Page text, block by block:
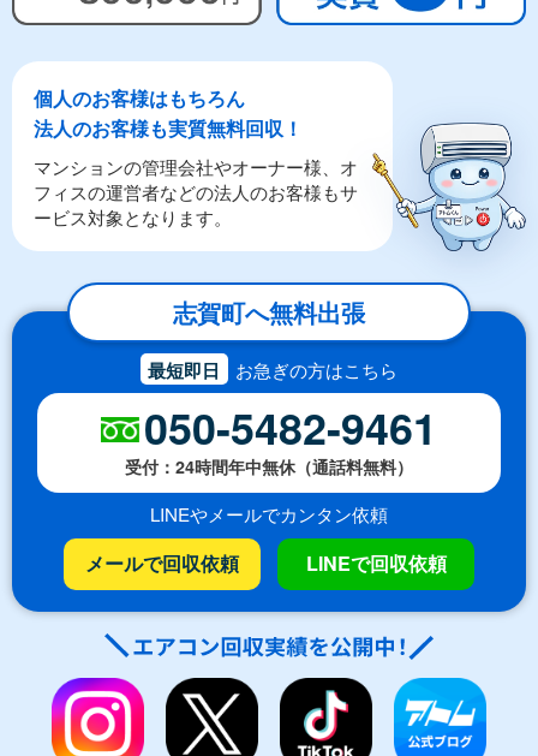
個人のお客様はもちろん
法人のお客様も実質無料回収！
マンションの管理会社やオーナー様、オ
フィスの運営者などの法人のお客様もサ
ービス対象となります。
志賀町へ無料出張
最短即日 お急ぎの方はこちら
050-5482-9461
受付：24時間年中無休（通話料無料）
LINEやメールでカンタン依頼
メールで回収依頼 LINEで回収依頼